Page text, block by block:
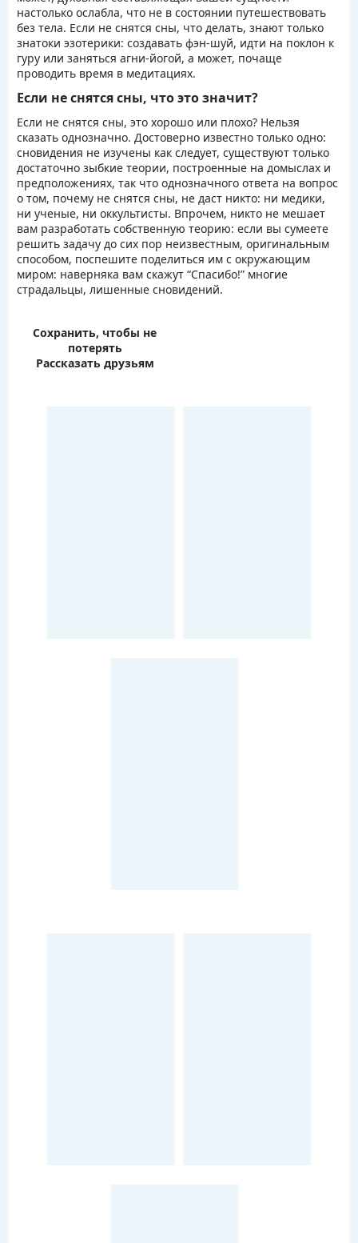
настолько ослабла, что не в состоянии путешествовать
без тела. Если не снятся сны, что делать, знают только
знатоки эзотерики: создавать фэн-шуй, идти на поклон к
гуру или заняться агни-йогой, а может, почаще
проводить время в медитациях.
Если не снятся сны, что это значит?
Если не снятся сны, это хорошо или плохо? Нельзя
сказать однозначно. Достоверно известно только одно:
сновидения не изучены как следует, существуют только
достаточно зыбкие теории, построенные на домыслах и
предположениях, так что однозначного ответа на вопрос
о том, почему не снятся сны, не даст никто: ни медики,
ни ученые, ни оккультисты. Впрочем, никто не мешает
вам разработать собственную теорию: если вы сумеете
решить задачу до сих пор неизвестным, оригинальным
способом, поспешите поделиться им с окружающим
миром: наверняка вам скажут “Спасибо!” многие
страдальцы, лишенные сновидений.
Сохранить, чтобы не
потерять
Рассказать друзьям